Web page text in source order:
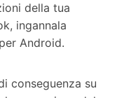
della tua
ingannala
Android.
conseguenza su